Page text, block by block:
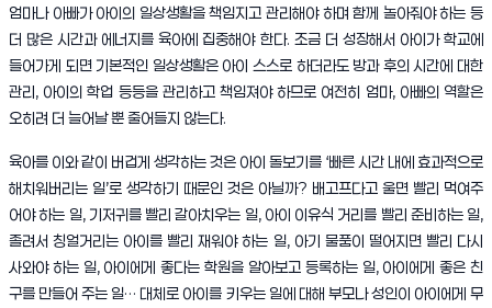
엄마나 아빠가 아이의 일상생활을 책임지고 관리해야 하며 함께 놀아줘야 하는 등
더 많은 시간과 에너지를 육아에 집중해야 한다. 조금 더 성장해서 아이가 학교에
들어가게 되면 기본적인 일상생활은 아이 스스로 하더라도 방과 후의 시간에 대한
관리, 아이의 학업 등등을 관리하고 책임져야 하므로 여전히 엄마, 아빠의 역할은
오히려 더 늘어날 뿐 줄어들지 않는다.
육아를 이와 같이 버겁게 생각하는 것은 아이 돌보기를 ‘빠른 시간 내에 효과적으로
해치워버리는 일’로 생각하기 때문인 것은 아닐까? 배고프다고 울면 빨리 먹여주
어야 하는 일, 기저귀를 빨리 갈아치우는 일, 아이 이유식 거리를 빨리 준비하는 일,
졸려서 칭얼거리는 아이를 빨리 재워야 하는 일, 아기 물품이 떨어지면 빨리 다시
사와야 하는 일, 아이에게 좋다는 학원을 알아보고 등록하는 일, 아이에게 좋은 친
구를 만들어 주는 일… 대체로 아이를 키우는 일에 대해 부모나 성인이 아이에게 무